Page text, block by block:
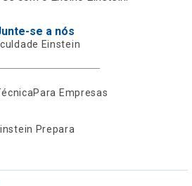
se a nós
Einstein
Para Empresas
Prepara